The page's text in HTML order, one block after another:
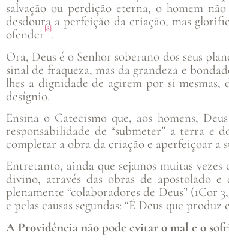
salvação ou perdição eterna, o homem
desdoura a perfeição da criação, mas
ofender[8].
Ora, Deus é o Senhor soberano dos seus
sinal de fraqueza, mas da grandeza e
lhes a dignidade de agirem por si mesmas,
desígnio.
Ensina o Catecismo que, aos homens,
responsabilidade de “submeter” a terra e
completar a obra da criação e aperfeiçoar a
Entretanto, ainda que sejamos muitas
divino, através das obras de apostolado e
plenamente “colaboradores de Deus” (1Cor
e pelas causas segundas: “É Deus que
A Providência não pode evitar o mal e o